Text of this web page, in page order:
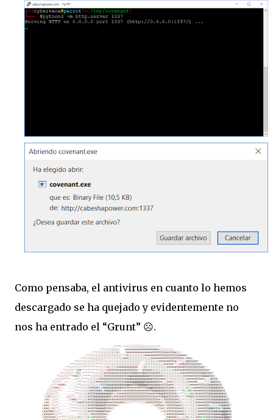
Como pensaba, el antivirus en cuanto lo hemos
descargado se ha quejado y evidentemente no
nos ha entrado el “Grunt” ☹.